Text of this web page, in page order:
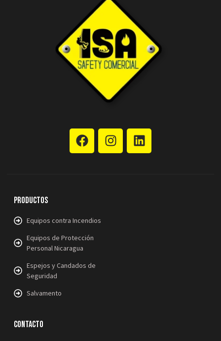
Productos
Equipos contra Incendios
Equipos de Protección
Personal Nicaragua
Espejos y Candados de
Seguridad
Salvamento
Contacto